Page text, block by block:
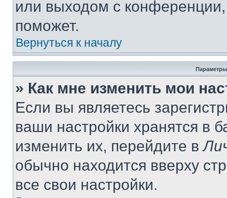
или выходом с
поможет.
Вернуться к началу
Параметры
» Как мне изменить мои
Если вы являетесь
ваши настройки хранятся в
изменить их, перейдите в
обычно находится вверху
все свои настройки.